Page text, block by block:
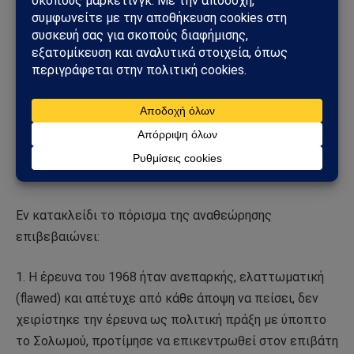
Γρίβας ήταν ο στόχος ή ότι ο Μακάριος και ο
Γιωρκάτζης ήταν οι υπεύθυνοι…», έγραψε ο συγγραφέας
και ολοκλήρωσε (τονίζει η Αναθεώρηση) ότι «μάλλον
δεν θα βρεθεί επαρκής μαρτυρία που να αποκαλύπτει
του αεροπλάνου, των επιβατών και πληρώματος». Η
Αναθεώρηση συμφωνεί και προσθέτει «κατά πόσο τα
συμπεράσματα του συγγραφέα είναι σωστά, είναι θέμα
συζήτησης».
Εν κατακλείδι το πόρισμα της αναθεώρησης
επιβεβαιώνει:
1. Η έρευνα του 1968 ήταν ανεπαρκής, ελαττωματική
(flawed) και απέτυχε από κάθε άποψη να πείσει, δεν
χειρίστηκε την έρευνα ως πολιτική πράξη με ύποπτο
το Σολωμού, προτίμησε να επικεντρωθεί στον επιβάτη